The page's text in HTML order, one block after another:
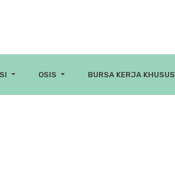
OSIS BURSA KERJA KHUSUS